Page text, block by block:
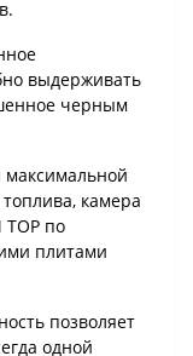
выдерживать
черным
максимальной
камера
TOP по
плитами
позволяет
одной